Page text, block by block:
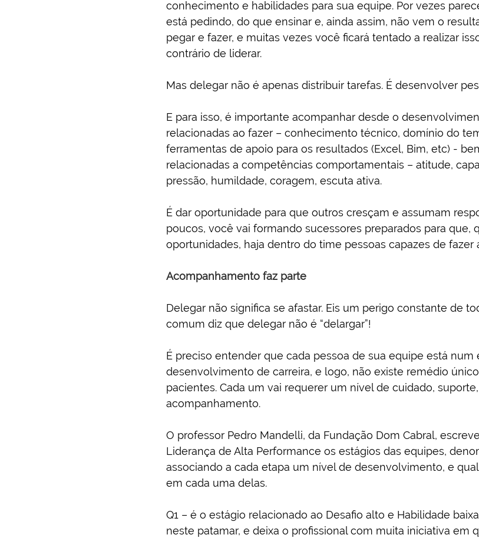
conhecimento e habilidades para sua equipe. Por vezes
está pedindo, do que ensinar e, ainda assim, não vem o
pegar e fazer, e muitas vezes você ficará tentado a realizar
contrário de liderar.
Mas delegar não é apenas distribuir tarefas. É desenvolver
E para isso, é importante acompanhar desde o
relacionadas ao fazer – conhecimento técnico, domínio do
ferramentas de apoio para os resultados (Excel, Bim, etc) -
relacionadas a competências comportamentais – atitude,
pressão, humildade, coragem, escuta ativa.
É dar oportunidade para que outros cresçam e assumam
poucos, você vai formando sucessores preparados para que,
oportunidades, haja dentro do time pessoas capazes de fazer
Acompanhamento faz parte
Delegar não significa se afastar. Eis um perigo constante de
comum diz que delegar não é “delargar”!
É preciso entender que cada pessoa de sua equipe está num
desenvolvimento de carreira, e logo, não existe remédio
pacientes. Cada um vai requerer um nível de cuidado,
acompanhamento.
O professor Pedro Mandelli, da Fundação Dom Cabral,
Liderança de Alta Performance os estágios das equipes,
associando a cada etapa um nível de desenvolvimento, e
em cada uma delas.
Q1 – é o estágio relacionado ao Desafio alto e Habilidade
neste patamar, e deixa o profissional com muita iniciativa em